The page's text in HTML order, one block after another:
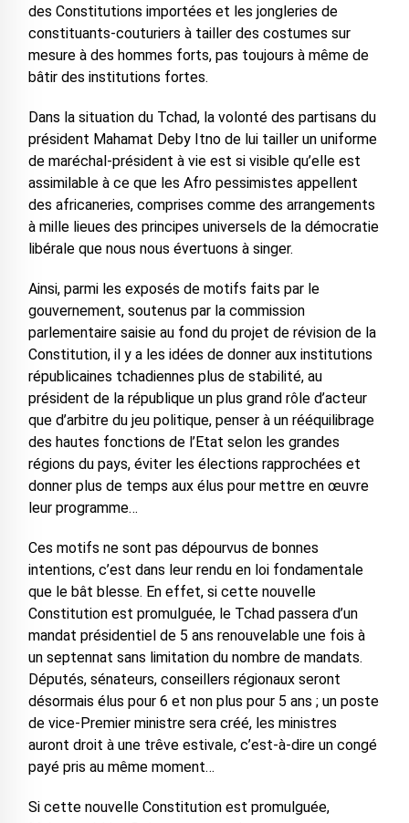
des Constitutions importées et les jongleries de
constituants-couturiers à tailler des costumes sur
mesure à des hommes forts, pas toujours à même de
bâtir des institutions fortes.
Dans la situation du Tchad, la volonté des partisans du
président Mahamat Deby Itno de lui tailler un uniforme
de maréchal-président à vie est si visible qu’elle est
assimilable à ce que les Afro pessimistes appellent
des africaneries, comprises comme des arrangements
à mille lieues des principes universels de la démocratie
libérale que nous nous évertuons à singer.
Ainsi, parmi les exposés de motifs faits par le
gouvernement, soutenus par la commission
parlementaire saisie au fond du projet de révision de la
Constitution, il y a les idées de donner aux institutions
républicaines tchadiennes plus de stabilité, au
président de la république un plus grand rôle d’acteur
que d’arbitre du jeu politique, penser à un rééquilibrage
des hautes fonctions de l’Etat selon les grandes
régions du pays, éviter les élections rapprochées et
donner plus de temps aux élus pour mettre en œuvre
leur programme…
Ces motifs ne sont pas dépourvus de bonnes
intentions, c’est dans leur rendu en loi fondamentale
que le bât blesse. En effet, si cette nouvelle
Constitution est promulguée, le Tchad passera d’un
mandat présidentiel de 5 ans renouvelable une fois à
un septennat sans limitation du nombre de mandats.
Députés, sénateurs, conseillers régionaux seront
désormais élus pour 6 et non plus pour 5 ans ; un poste
de vice-Premier ministre sera créé, les ministres
auront droit à une trêve estivale, c’est-à-dire un congé
payé pris au même moment…
Si cette nouvelle Constitution est promulguée,